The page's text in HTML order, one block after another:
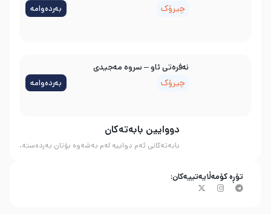
دووایین بابەتەکان
بابەتەکانی ئەم دواییە لەم بەشەوە بۆتان بەردەستە.
چیرۆک
بەردەوامە
نه‌فره‌تی ئاو – سروه‌ مه‌جیدی
چیرۆک
بەردەوامە
تۆڕە کۆمەڵایەتییەکان: